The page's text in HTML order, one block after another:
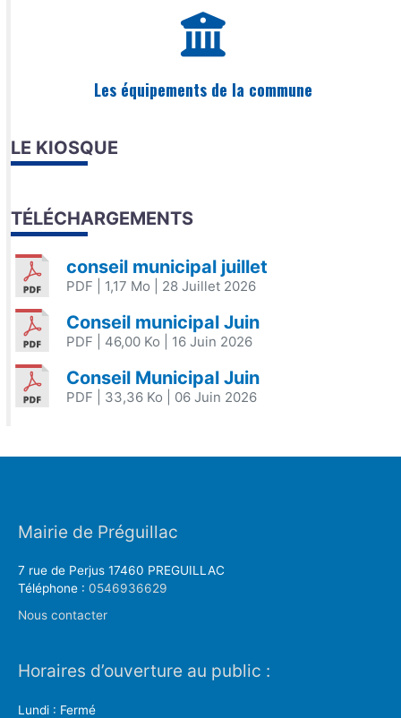
Les équipements de la commune
LE KIOSQUE
TÉLÉCHARGEMENTS
conseil municipal juillet
PDF | 1,17 Mo | 28 Juillet 2026
Conseil municipal Juin
PDF | 46,00 Ko | 16 Juin 2026
Conseil Municipal Juin
PDF | 33,36 Ko | 06 Juin 2026
Mairie de Préguillac
7 rue de Perjus 17460 PREGUILLAC
Téléphone : 0546936629
Nous contacter
Horaires d’ouverture au public :
Lundi : Fermé